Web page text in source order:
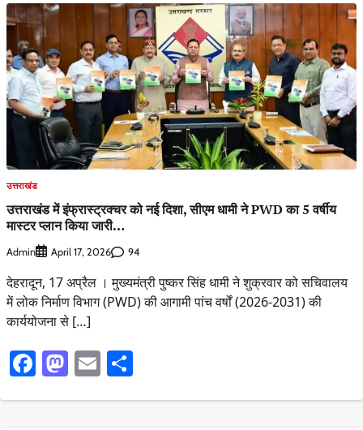
उत्तराखंड
उत्तराखंड में इंफ्रास्ट्रक्चर को नई दिशा, सीएम धामी ने PWD का 5 वर्षीय
मास्टर प्लान किया जारी…
Admin April 17, 2026 94
देहरादून, 17 अप्रैल । मुख्यमंत्री पुष्कर सिंह धामी ने शुक्रवार को सचिवालय
में लोक निर्माण विभाग (PWD) की आगामी पांच वर्षों (2026-2031) की
कार्ययोजना से […]
Facebook
Mastodon
Email